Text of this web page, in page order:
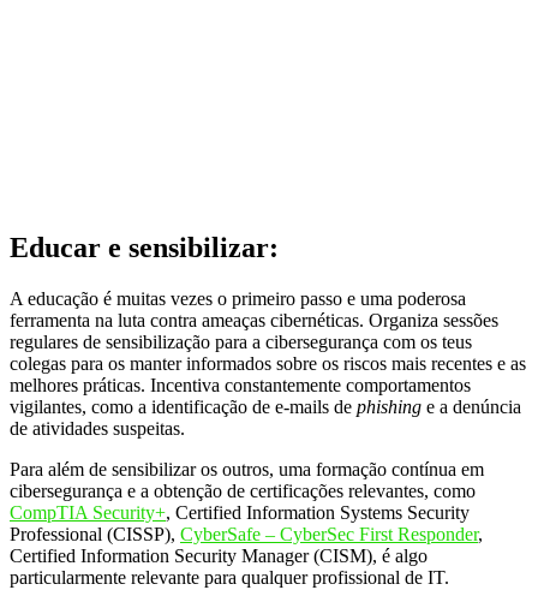
Educar e sensibilizar:
A educação é muitas vezes o primeiro passo e uma poderosa
ferramenta na luta contra ameaças cibernéticas. Organiza sessões
regulares de sensibilização para a cibersegurança com os teus
colegas para os manter informados sobre os riscos mais recentes e as
melhores práticas. Incentiva constantemente comportamentos
vigilantes, como a identificação de e-mails de phishing e a denúncia
de atividades suspeitas.
Para além de sensibilizar os outros, uma formação contínua em
cibersegurança e a obtenção de certificações relevantes, como
CompTIA Security+, Certified Information Systems Security
Professional (CISSP), CyberSafe – CyberSec First Responder,
Certified Information Security Manager (CISM), é algo
particularmente relevante para qualquer profissional de IT.